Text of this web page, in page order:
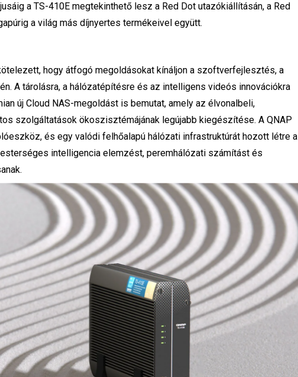
a TS-410E megtekinthető lesz a Red Dot utazókiállításán, a Red
a világ más díjnyertes termékeivel együtt.
hogy átfogó megoldásokat kínáljon a szoftverfejlesztés, a
A tárolásra, a hálózatépítésre és az intelligens videós innovációkra
új Cloud NAS-megoldást is bemutat, amely az élvonalbeli,
szolgáltatások ökoszisztémájának legújabb kiegészítése. A QNAP
és egy valódi felhőalapú hálózati infrastruktúrát hozott létre a
intelligencia elemzést, peremhálózati számítást és